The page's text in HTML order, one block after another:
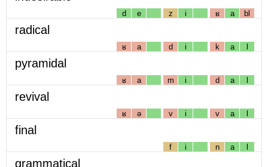
d e z i ʁ a bl
radical
ʁ a d i k a l
pyramidal
ʁ a m i d a l
revival
ʁ ə v i v a l
final
f i n a l
grammatical